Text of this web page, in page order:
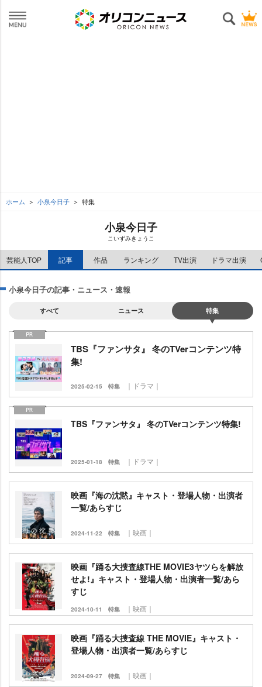
ホーム 小泉今日子 特集
小泉今日子
こいずみきょうこ
芸能人TOP 記事 作品 ランキング TV出演 ドラマ出演
小泉今日子の記事・ニュース・速報
すべて ニュース 特集
TBS『ファンサタ』 冬のTVerコンテンツ特
集!
2025-02-15 特集 ｜ドラマ｜
TBS『ファンサタ』 冬のTVerコンテンツ特集!
2025-01-18 特集 ｜ドラマ｜
映画『海の沈黙』キャスト・登場人物・出演者
一覧/あらすじ
2024-11-22 特集 ｜映画｜
映画『踊る大捜査線THE MOVIE3ヤツらを解放
せよ!』キャスト・登場人物・出演者一覧/あら
すじ
2024-10-11 特集 ｜映画｜
映画『踊る大捜査線 THE MOVIE』キャスト・
登場人物・出演者一覧/あらすじ
2024-09-27 特集 ｜映画｜